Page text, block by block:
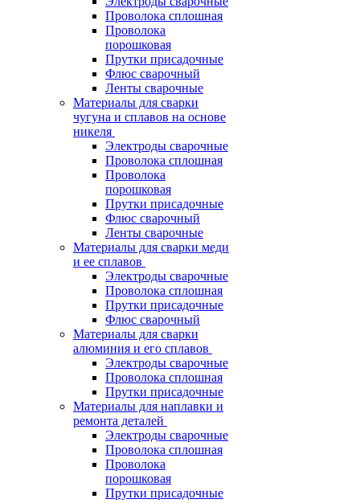
Проволока сплошная
Проволока
порошковая
Прутки присадочные
Флюс сварочный
Ленты сварочные
Материалы для сварки
чугуна и сплавов на основе
никеля
Электроды сварочные
Проволока сплошная
Проволока
порошковая
Прутки присадочные
Флюс сварочный
Ленты сварочные
Материалы для сварки меди
и ее сплавов
Электроды сварочные
Проволока сплошная
Прутки присадочные
Флюс сварочный
Материалы для сварки
алюминия и его сплавов
Электроды сварочные
Проволока сплошная
Прутки присадочные
Материалы для наплавки и
ремонта деталей
Электроды сварочные
Проволока сплошная
Проволока
порошковая
Прутки присадочные